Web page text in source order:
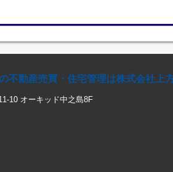
不動産売買・住宅管理は株式会社上
10 オーキッド中之島8F